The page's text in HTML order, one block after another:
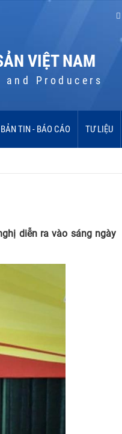
VIỆT NAM
Producers
BẢN TIN - BÁO CÁO TƯ LIỆU
diễn ra vào sáng ngày